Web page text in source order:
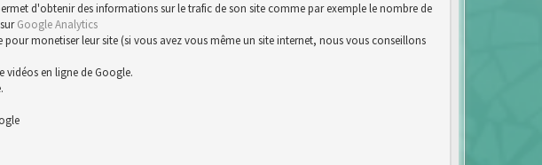
d'obtenir des informations sur le trafic de son site comme par exemple le nombre de
Google Analytics
monetiser leur site (si vous avez vous même un site internet, nous vous conseillons
vidéos en ligne de Google.